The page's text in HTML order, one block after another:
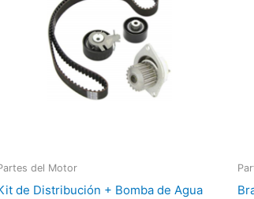
del Motor
de Distribución + Bomba de Agua